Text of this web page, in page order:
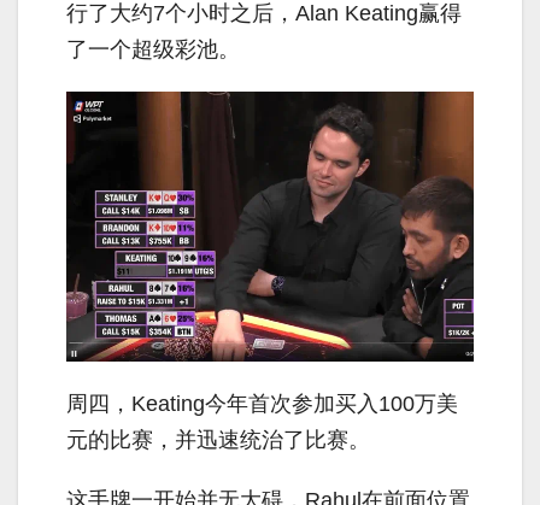
行了大约7个小时之后，Alan Keating赢得
了一个超级彩池。
周四，Keating今年首次参加买入100万美
元的比赛，并迅速统治了比赛。